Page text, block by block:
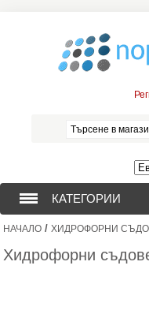
КАТЕГОРИИ
СОНДАЖНИ ПОМПИ
НАЧАЛО / ХИДРОФОРНИ
Хидрофорни